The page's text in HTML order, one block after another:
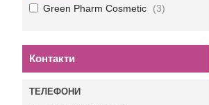
Green Pharm Cosmetic
3
Контакти